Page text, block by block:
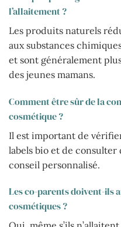
l’allaitement ?
Les produits naturels
aux substances
et sont généralement
des jeunes mamans.
Comment être sûr de la
cosmétique ?
Il est important de
labels bio et de
conseil personnalisé.
Les co-parents doivent-ils
cosmétiques ?